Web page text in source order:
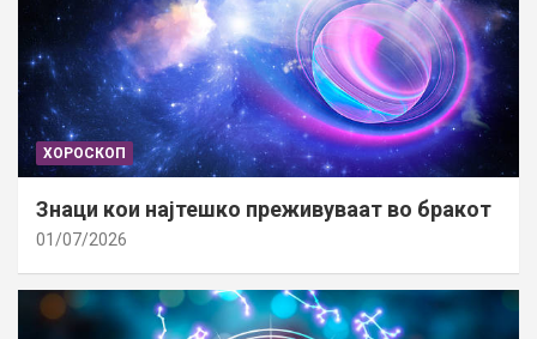
ХОРОСКОП
Знаци кои најтешко преживуваат во бракот
01/07/2026